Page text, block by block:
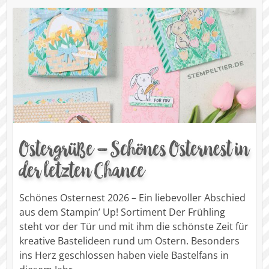
Ostergrüße – Schönes Osternest in
der letzten Chance
Schönes Osternest 2026 – Ein liebevoller Abschied
aus dem Stampin’ Up! Sortiment Der Frühling
steht vor der Tür und mit ihm die schönste Zeit für
kreative Bastelideen rund um Ostern. Besonders
ins Herz geschlossen haben viele Bastelfans in